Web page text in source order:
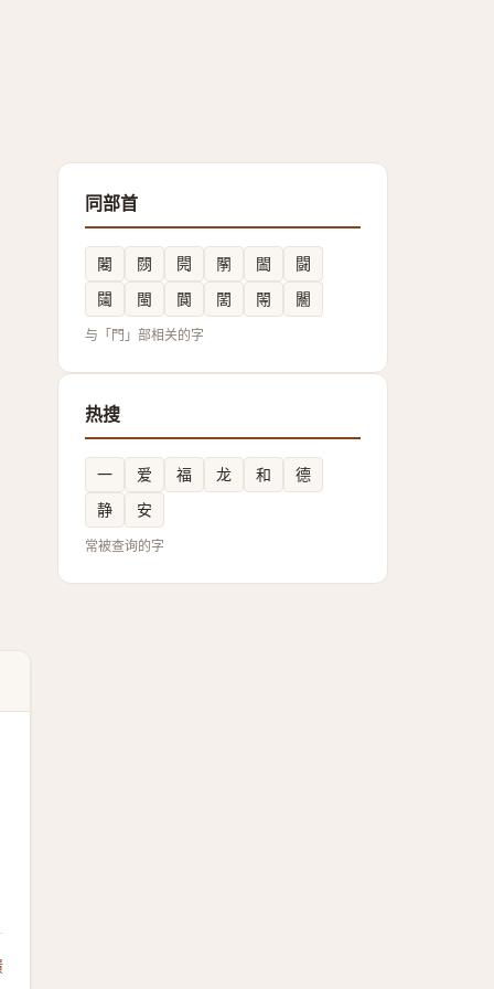
同部首
闂 閯 䦎 䦛 䦗
闘
闧
閩 䦘 䦚 䦙 䦲
与「門」部相关的字
热搜
一 爱 福 龙 和
德
静
安
常被查询的字